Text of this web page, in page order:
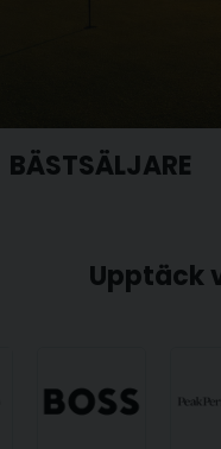
BÄSTSÄLJARE
Upptäck